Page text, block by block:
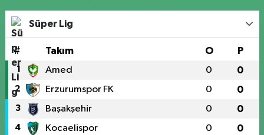
Süper Lig
# Takım O P
1 Amed 0 0
2 Erzurumspor FK 0 0
3 Başakşehir 0 0
4 Kocaelispor 0 0